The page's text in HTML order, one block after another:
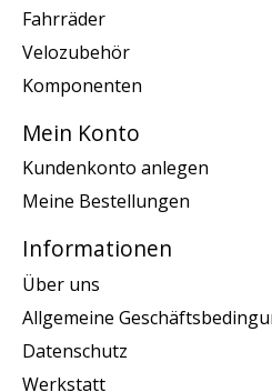
Fahrräder
Velozubehör
Komponenten
Mein Konto
Kundenkonto anlegen
Meine Bestellungen
Informationen
Über uns
Allgemeine
Datenschutz
Werkstatt